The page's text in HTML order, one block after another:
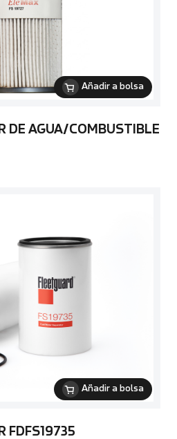
Añadir a bolsa
DE AGUA/COMBUSTIBLE
Añadir a bolsa
FDFS19735